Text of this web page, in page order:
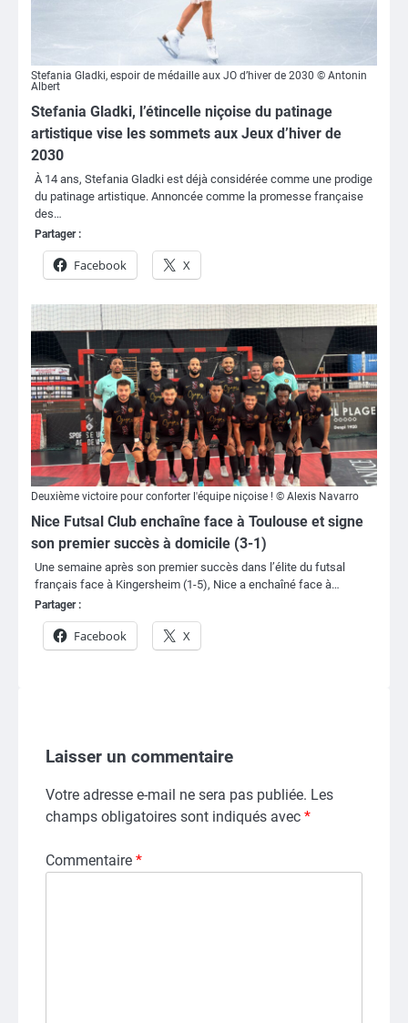
Stefania Gladki, espoir de médaille aux JO d’hiver de 2030 © Antonin
Albert
Stefania Gladki, l’étincelle niçoise du patinage
artistique vise les sommets aux Jeux d’hiver de
2030
À 14 ans, Stefania Gladki est déjà considérée comme une prodige
du patinage artistique. Annoncée comme la promesse française
des…
Partager :
Facebook X
Deuxième victoire pour conforter l'équipe niçoise ! © Alexis Navarro
Nice Futsal Club enchaîne face à Toulouse et signe
son premier succès à domicile (3-1)
Une semaine après son premier succès dans l’élite du futsal
français face à Kingersheim (1-5), Nice a enchaîné face à…
Partager :
Facebook X
Laisser un commentaire
Votre adresse e-mail ne sera pas publiée. Les
champs obligatoires sont indiqués avec *
Commentaire *